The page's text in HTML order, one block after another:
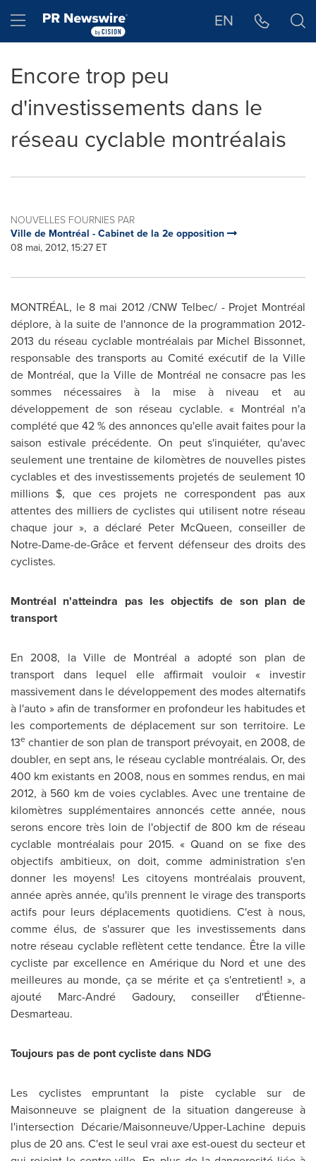
Hamburger menu EN
Encore trop peu
d'investissements dans le
réseau cyclable montréalais
NOUVELLES FOURNIES PAR
Ville de Montréal - Cabinet de la 2e opposition
08 mai, 2012, 15:27 ET
MONTRÉAL, le 8 mai 2012 /CNW Telbec/ - Projet Montréal
déplore, à la suite de l'annonce de la programmation 2012-
2013 du réseau cyclable montréalais par Michel Bissonnet,
responsable des transports au Comité exécutif de la Ville
de Montréal, que la Ville de Montréal ne consacre pas les
sommes nécessaires à la mise à niveau et au
développement de son réseau cyclable. « Montréal n'a
complété que 42 % des annonces qu'elle avait faites pour la
saison estivale précédente. On peut s'inquiéter, qu'avec
seulement une trentaine de kilomètres de nouvelles pistes
cyclables et des investissements projetés de seulement 10
millions $, que ces projets ne correspondent pas aux
attentes des milliers de cyclistes qui utilisent notre réseau
chaque jour », a déclaré Peter McQueen, conseiller de
Notre-Dame-de-Grâce et fervent défenseur des droits des
cyclistes.
Montréal n'atteindra pas les objectifs de son plan de
transport
En 2008, la Ville de Montréal a adopté son plan de
transport dans lequel elle affirmait vouloir « investir
massivement dans le développement des modes alternatifs
à l'auto » afin de transformer en profondeur les habitudes et
les comportements de déplacement sur son territoire. Le
13e chantier de son plan de transport prévoyait, en 2008, de
doubler, en sept ans, le réseau cyclable montréalais. Or, des
400 km existants en 2008, nous en sommes rendus, en mai
2012, à 560 km de voies cyclables. Avec une trentaine de
kilomètres supplémentaires annoncés cette année, nous
serons encore très loin de l'objectif de 800 km de réseau
cyclable montréalais pour 2015. « Quand on se fixe des
objectifs ambitieux, on doit, comme administration s'en
donner les moyens! Les citoyens montréalais prouvent,
année après année, qu'ils prennent le virage des transports
actifs pour leurs déplacements quotidiens. C'est à nous,
comme élus, de s'assurer que les investissements dans
notre réseau cyclable reflètent cette tendance. Être la ville
cycliste par excellence en Amérique du Nord et une des
meilleures au monde, ça se mérite et ça s'entretient! », a
ajouté Marc-André Gadoury, conseiller d'Étienne-
Desmarteau.
Toujours pas de pont cycliste dans NDG
Les cyclistes empruntant la piste cyclable sur de
Maisonneuve se plaignent de la situation dangereuse à
l'intersection Décarie/Maisonneuve/Upper-Lachine depuis
plus de 20 ans. C'est le seul vrai axe est-ouest du secteur et